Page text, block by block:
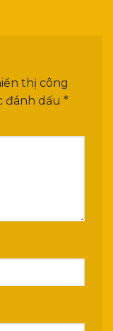
thị công
đánh dấu *